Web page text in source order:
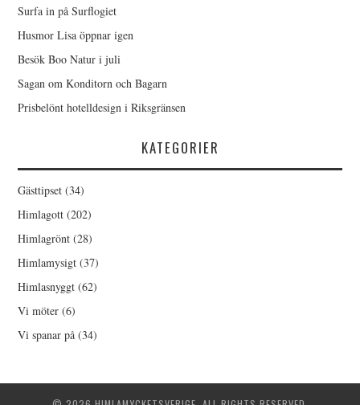
Surfa in på Surflogiet
Husmor Lisa öppnar igen
Besök Boo Natur i juli
Sagan om Konditorn och Bagarn
Prisbelönt hotelldesign i Riksgränsen
KATEGORIER
Gästtipset (34)
Himlagott (202)
Himlagrönt (28)
Himlamysigt (37)
Himlasnyggt (62)
Vi möter (6)
Vi spanar på (34)